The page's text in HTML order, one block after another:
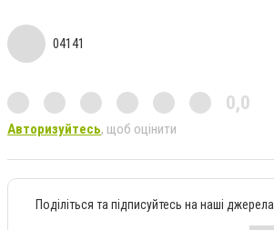
04141
0,0
Авторизуйтесь, щоб оцінити
Поділіться та підписуйтесь на наші джерела